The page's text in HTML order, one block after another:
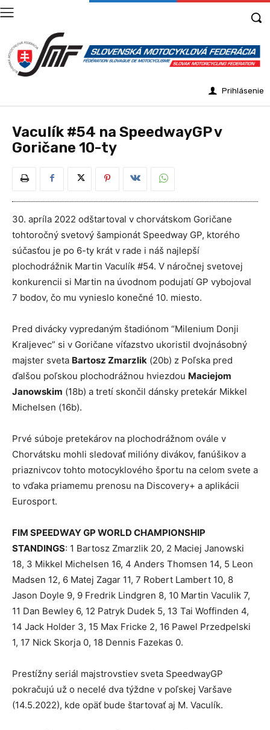
Prihlásenie
Vaculík #54 na SpeedwayGP v
Goričane 10-ty
30. apríla 2022 odštartoval v chorvátskom Goričane
tohtoročný svetový šampionát Speedway GP, ktorého
súčasťou je po 6-ty krát v rade i náš najlepší
plochodrážnik Martin Vaculík #54. V náročnej svetovej
konkurencii si Martin na úvodnom podujatí GP vybojoval
7 bodov, čo mu vynieslo konečné 10. miesto.
Pred divácky vypredaným štadiónom “Milenium Donji
Kraljevec” si v Goričane víťazstvo ukoristil dvojnásobný
majster sveta Bartosz Zmarzlik (20b) z Poľska pred
ďalšou poľskou plochodrážnou hviezdou Maciejom
Janowskim (18b) a tretí skončil dánsky pretekár Mikkel
Michelsen (16b).
Prvé súboje pretekárov na plochodrážnom ovále v
Chorvátsku mohli sledovať milióny divákov, fanúšikov a
priaznivcov tohto motocyklového športu na celom svete a
to vďaka priamemu prenosu na Discovery+ a aplikácii
Eurosport.
FIM SPEEDWAY GP WORLD CHAMPIONSHIP
STANDINGS: 1 Bartosz Zmarzlik 20, 2 Maciej Janowski
18, 3 Mikkel Michelsen 16, 4 Anders Thomsen 14, 5 Leon
Madsen 12, 6 Matej Zagar 11, 7 Robert Lambert 10, 8
Jason Doyle 9, 9 Fredrik Lindgren 8, 10 Martin Vaculik 7,
11 Dan Bewley 6, 12 Patryk Dudek 5, 13 Tai Woffinden 4,
14 Jack Holder 3, 15 Max Fricke 2, 16 Pawel Przedpelski
1, 17 Nick Skorja 0, 18 Dennis Fazekas 0.
Prestížny seriál majstrovstiev sveta SpeedwayGP
pokračujú už o necelé dva týždne v poľskej Varšave
(14.5.2022), kde opäť bude štartovať aj M. Vaculík.